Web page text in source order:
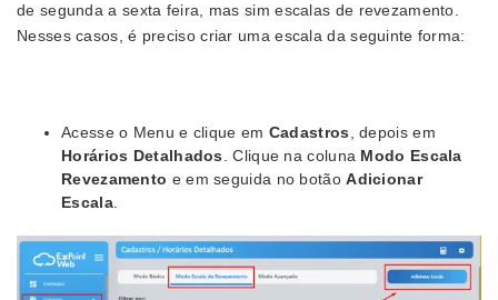
de segunda a sexta feira, mas sim escalas de revezamento.
Nesses casos, é preciso criar uma escala da seguinte forma:
Acesse o Menu e clique em Cadastros , depois em
Horários Detalhados
. Clique na coluna Modo Escala
Revezamento e em seguida no botãoAdicionar
Escala.